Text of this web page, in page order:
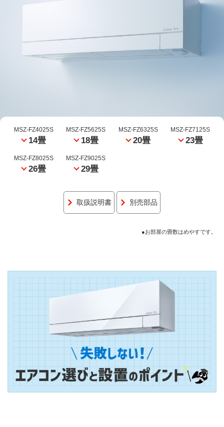
MSZ-FZ4025S
14畳
MSZ-FZ5625S
18畳
MSZ-FZ6325S
20畳
MSZ-FZ7125S
23畳
MSZ-FZ8025S
26畳
MSZ-FZ9025S
29畳
取扱説明書 別売部品
●お部屋の畳数はめやすです。